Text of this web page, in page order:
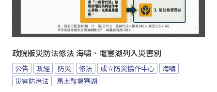
政院版災防法修法 海嘯、堰塞湖列入災害別
公告 政經 防災 修法 成立防災協作中心
海嘯
災害防治法
馬太鞍堰塞湖